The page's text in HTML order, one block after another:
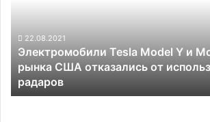
для
рынка
США
отказались
22.08.2021
Электромобили Tesla Model Y и
рынка США отказались от
радаров